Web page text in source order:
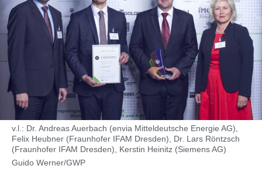
v.l.: Dr. Andreas Auerbach (envia Mitteldeutsche Energie AG),
Felix Heubner (Fraunhofer IFAM Dresden), Dr. Lars Röntzsch
(Fraunhofer IFAM Dresden), Kerstin Heinitz (Siemens AG)
Guido Werner/GWP